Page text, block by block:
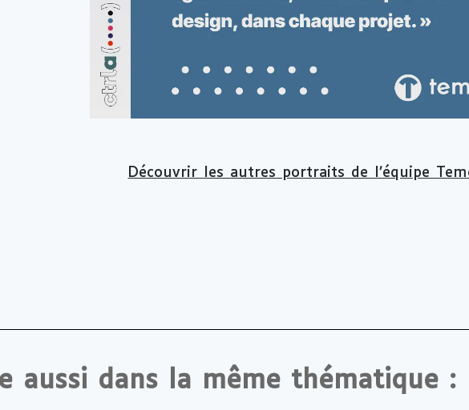
Découvrir les autres portraits de l’équipe
aussi dans la même thématique :